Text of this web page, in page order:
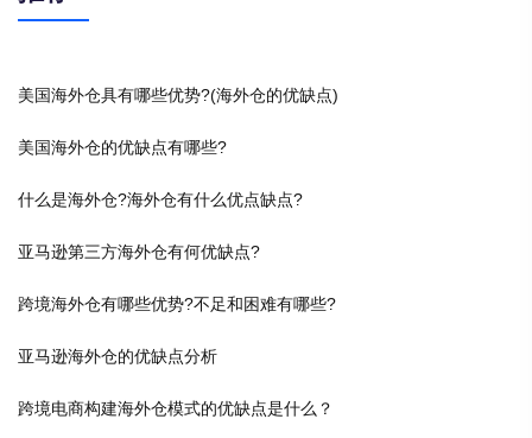
美国海外仓具有哪些优势?(海外仓的优缺点)
美国海外仓的优缺点有哪些?
什么是海外仓?海外仓有什么优点缺点?
亚马逊第三方海外仓有何优缺点?
跨境海外仓有哪些优势?不足和困难有哪些?
亚马逊海外仓的优缺点分析
跨境电商构建海外仓模式的优缺点是什么？